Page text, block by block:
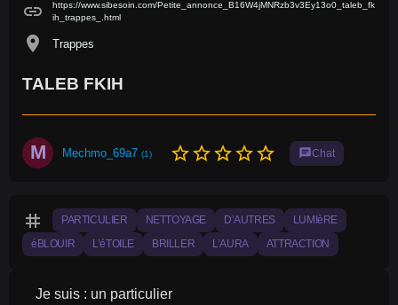
link
https://www.sibesoin.com/Petite_annonce_B16W4jMNRzb3v3Ey13o0_taleb_fk
ih_trappes_.html
location_on Trappes
TALEB FKIH
M Mechmo_69a7 (1) star_borderstar_borderstar_borderstar_borderstar_border chatChat
tag PARTICULIER NETTOYAGE D’AUTRES LUMIèRE
éBLOUIR L’éTOILE BRILLER L’AURA ATTRACTION
Je suis : un particulier